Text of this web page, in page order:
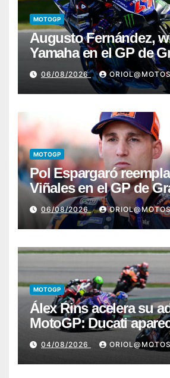
MOTOGP
Augusto Fernández,
Yamaha en el GP de
Bretaña
06/08/2026
MOTOGP
Pol Espargaró
Viñales en el GP de
06/08/2026
MOTOGP
Álex Rins acelera su
MotoGP: Ducati
destino en Superbike
04/08/2026